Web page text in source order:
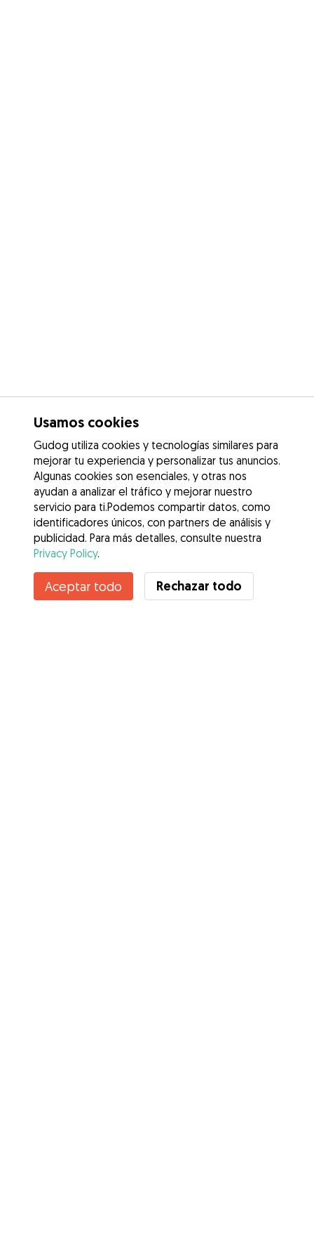
Usamos cookies
Gudog utiliza cookies y tecnologías similares para
mejorar tu experiencia y personalizar tus anuncios.
Algunas cookies son esenciales, y otras nos
ayudan a analizar el tráfico y mejorar nuestro
servicio para ti.Podemos compartir datos, como
identificadores únicos, con partners de análisis y
publicidad. Para más detalles, consulte nuestra
Privacy Policy.
Aceptar todo Rechazar todo